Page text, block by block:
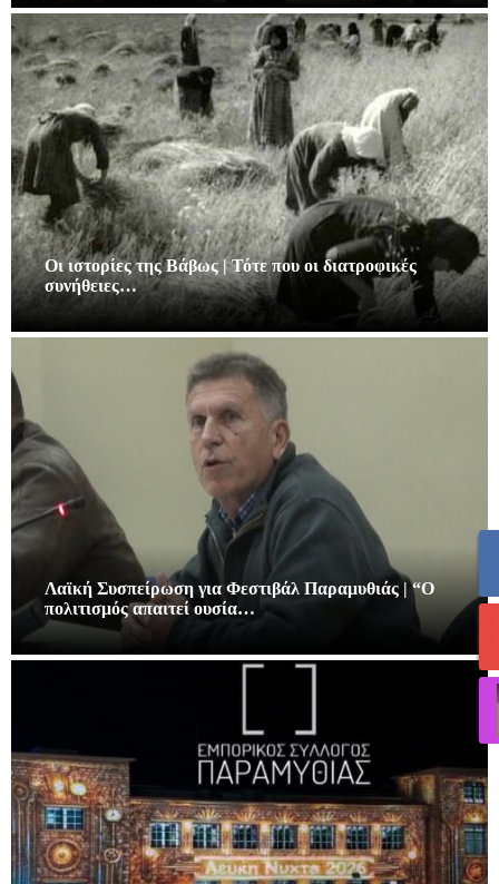
Οι ιστορίες της Βάβως | Τότε που οι διατροφικές
συνήθειες…
Λαϊκή Συσπείρωση για Φεστιβάλ Παραμυθιάς | “Ο
πολιτισμός απαιτεί ουσία…